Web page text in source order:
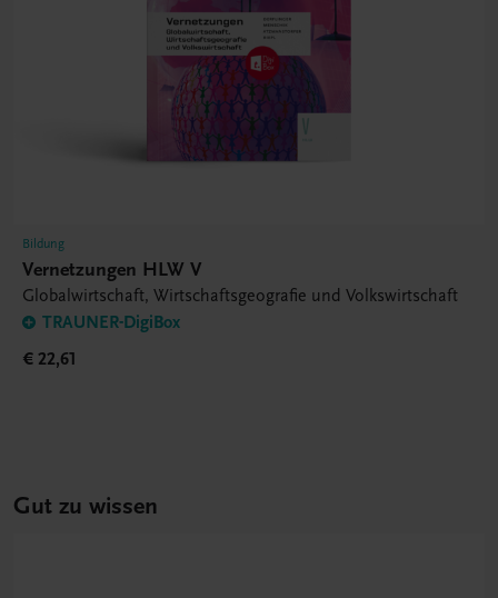
Bildung
Vernetzungen HLW V
Globalwirtschaft, Wirtschaftsgeografie und Volkswirtschaft
TRAUNER-DigiBox
€ 22,61
Gut zu wissen